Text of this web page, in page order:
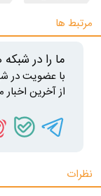
مرتبط ها
ما را در
با عضویت در
از آخرین
نظرات